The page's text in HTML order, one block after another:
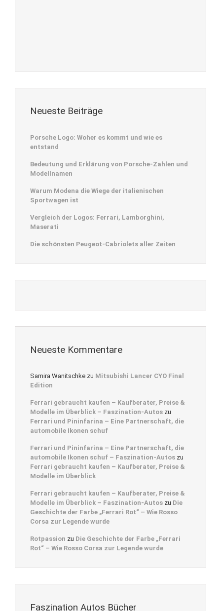
Neueste Beiträge
Porsche Logo: Woher es kommt und wie es
entstand
Bedeutung und Erklärung von Porsche-Zahlen und
Modellnamen
Warum Modena die Wiege der italienischen
Sportwagen ist
Vergleich der Logos: Ferrari, Lamborghini,
Maserati
Die schönsten Peugeot-Cabriolets aller Zeiten
Neueste Kommentare
Samira Wanitschke zu Mitsubishi Lancer CYO Final
Edition
Ferrari gebraucht kaufen – Kaufberater, Preise &
Modelle im Überblick – Faszination-Autos zu
Ferrari und Pininfarina – Eine Partnerschaft, die
automobile Ikonen schuf
Ferrari und Pininfarina – Eine Partnerschaft, die
automobile Ikonen schuf – Faszination-Autos zu
Ferrari gebraucht kaufen – Kaufberater, Preise &
Modelle im Überblick
Ferrari gebraucht kaufen – Kaufberater, Preise &
Modelle im Überblick – Faszination-Autos zu Die
Geschichte der Farbe „Ferrari Rot“ – Wie Rosso
Corsa zur Legende wurde
Rotpassion zu Die Geschichte der Farbe „Ferrari
Rot“ – Wie Rosso Corsa zur Legende wurde
Faszination Autos Bücher